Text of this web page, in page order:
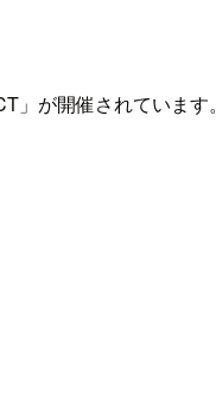
が開催されています。